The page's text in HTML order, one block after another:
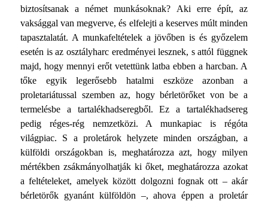
biztosítsanak a német munkásoknak? Aki erre épít, az
vaksággal van meg­verve, és elfelejti a keserves múlt minden
tapasztalatát. A munka­feltételek a jövőben is és győzelem
esetén is az osztályharc eredményei lesznek, s attól függnek
majd, hogy mennyi erőt vetettünk latba ebben a harcban. A
tőke egyik legerősebb ha­talmi eszköze azonban a
proletariátussal szemben az, hogy bérletörőket von be a
termelésbe a tartalékhadseregből. Ez a tartalékhadsereg
pedig réges-rég nemzetközi. A munkapiac is régóta
világpiac. S a proletárok helyzete minden országban, a
külföldi országokban is, meghatározza azt, hogy milyen
mér­tékben zsákmányolhatják ki őket, meghatározza azokat
a fel­tételeket, amelyek között dolgozni fognak ott – akár
bérle­törők gyanánt külföldön –, ahova éppen a proletár